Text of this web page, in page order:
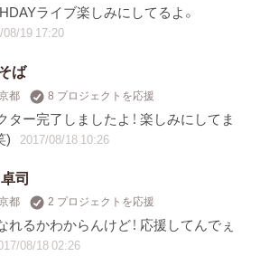
ライブ楽しみにしてるよ。
08/19 17:20
ば
都 8 プロジェクトを応援
ター完了しましたよ！ 楽しみにしてま
)
2017/08/18 10:26
司
都 2 プロジェクトを応援
れるかわからんけど！ 応援してんでぇ
08/18 02:26